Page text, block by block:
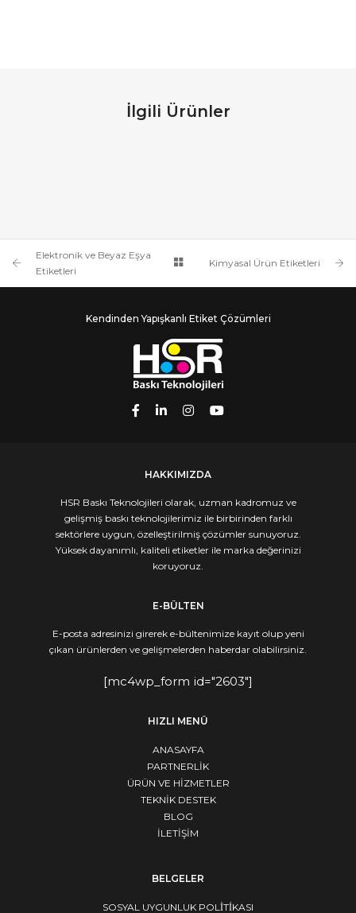
İlgili Ürünler
SUDA ERIYEN ETIKETLER
SÖKÜLEBILIR ETIKETLER
Elektronik ve Beyaz Eşya
Etiketleri
Kimyasal Ürün Etiketleri
Kendinden Yapışkanlı Etiket Çözümleri
HAKKIMIZDA
HSR Baskı Teknolojileri olarak, uzman kadromuz ve
gelişmiş baskı teknolojilerimiz ile birbirinden farklı
sektörlere uygun, özelleştirilmiş çözümler sunuyoruz.
Yüksek dayanımlı, kaliteli etiketler ile marka değerinizi
koruyoruz.
E-BÜLTEN
E-posta adresinizi girerek e-bültenimize kayıt olup yeni
çıkan ürünlerden ve gelişmelerden haberdar olabilirsiniz.
[mc4wp_form id="2603"]
HIZLI MENÜ
ANASAYFA
PARTNERLİK
ÜRÜN VE HİZMETLER
TEKNİK DESTEK
BLOG
İLETİŞİM
BELGELER
SOSYAL UYGUNLUK POLİTİKASI